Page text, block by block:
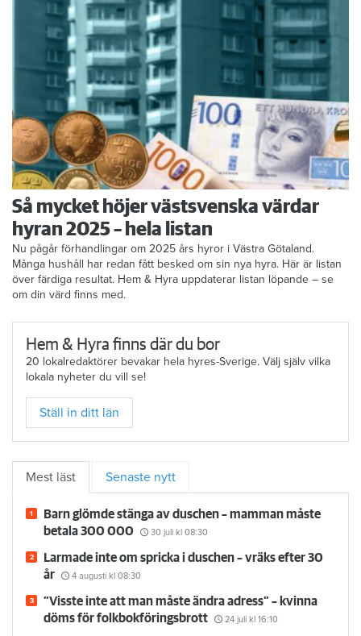
Så mycket höjer västsvenska värdar
hyran 2025 – hela listan
Nu pågår förhandlingar om 2025 års hyror i Västra Götaland.
Många hushåll har redan fått besked om sin nya hyra. Här är listan
över färdiga resultat. Hem & Hyra uppdaterar listan löpande – se
om din värd finns med.
Hem & Hyra finns där du bor
20 lokalredaktörer bevakar hela hyres-Sverige. Välj själv vilka
lokala nyheter du vill se!
Ställ in ditt län
Mest läst Senaste nytt
Barn glömde stänga av duschen – mamman måste
betala 300 000
30 juli kl 08:30
Larmade inte om spricka i duschen – vräks efter 30
år
4 augusti kl 08:30
”Visste inte att man måste ändra adress” – kvinna
döms för folkbokföringsbrott
24 juli kl 16:10